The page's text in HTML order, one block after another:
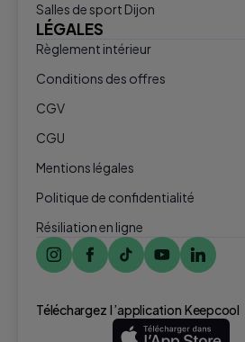
Salles de sport Dijon
LÉGALES
Règlement intérieur
Conditions des offres
CGV
CGU
Mentions légales
Politique de confidentialité
Résiliation en ligne
Téléchargez l ’application Keepcool